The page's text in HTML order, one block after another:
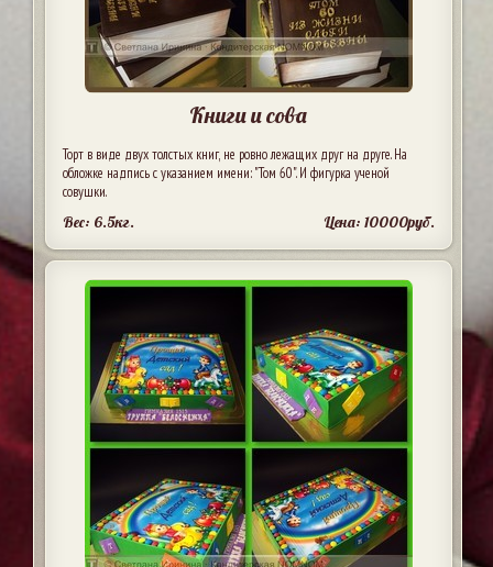
Книги и сова
Торт в виде двух толстых книг, не ровно лежащих друг на друге. На
обложке надпись с указанием имени: "Том 60". И фигурка ученой
совушки.
Вес: 6.5кг. Цена: 10000руб.